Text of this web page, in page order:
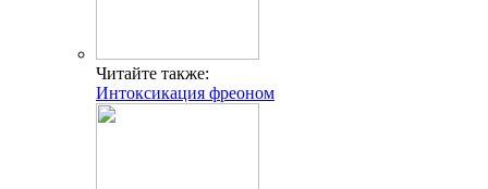
Читайте также:
Интоксикация фреоном